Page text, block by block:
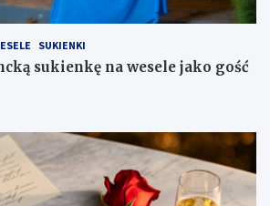
SUKIENKI
sukienkę na wesele jako gość